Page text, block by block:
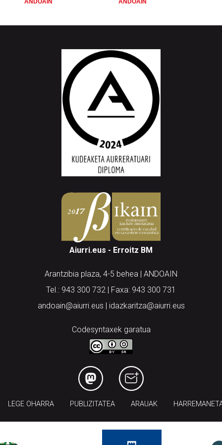
ANDOAIN ANDOAIN
Aiurri.eus - Erroitz BM
Arantzibia plaza, 4-5 behea | ANDOAIN
Tel.: 943 300 732 | Faxa: 943 300 731
andoain@aiurri.eus | idazkaritza@aiurri.eus
Codesyntaxek garatua
LEGE OHARRA PUBLIZITATEA ARAUAK